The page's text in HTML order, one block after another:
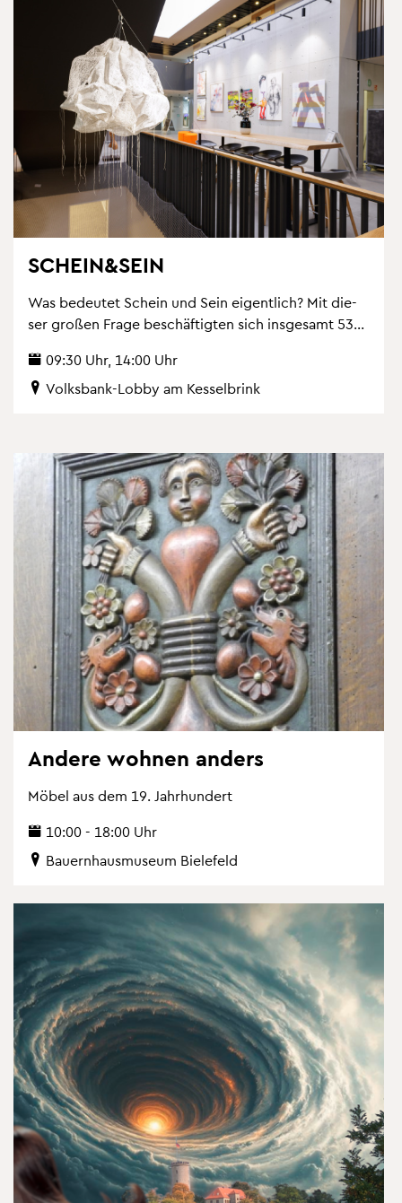
SCHEIN&SEIN
Was be­deu­tet Schein und Sein ei­gent­lich? Mit die­
ser gro­ßen Frage be­schäf­tig­ten sich ins­ge­samt 53...
09:30 Uhr, 14:00 Uhr
Volks­bank-Lobby am Kes­sel­brink
An­de­re woh­nen an­ders
Möbel aus dem 19. Jahr­hun­dert
10:00 - 18:00 Uhr
Bau­ern­haus­mu­se­um Bie­le­feld